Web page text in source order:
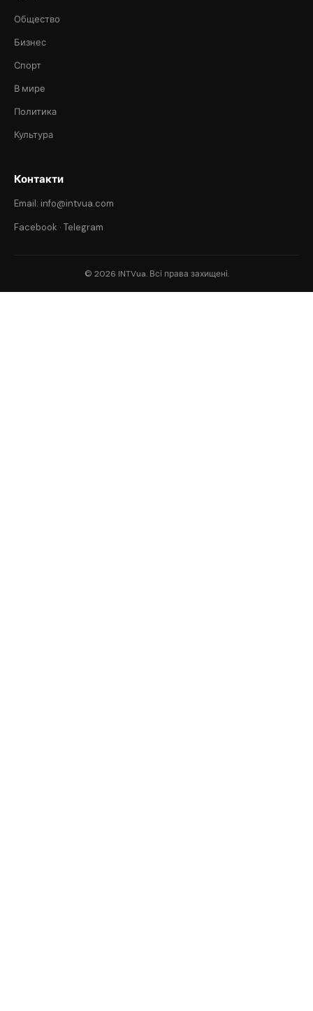
Общество
Бизнес
Спорт
В мире
Политика
Культура
Контакти
Email: info@intvua.com
Facebook · Telegram
© 2026 INTVua. Всі права захищені.